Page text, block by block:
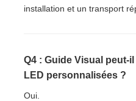
installation et un transport
Q4 : Guide Visual
LED personnalisées ?
Oui.